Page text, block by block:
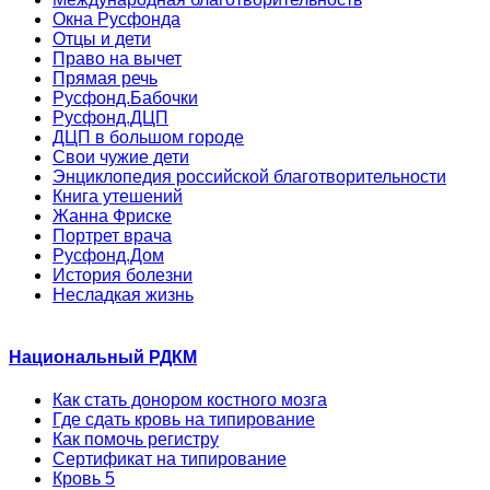
Окна Русфонда
Отцы и дети
Право на вычет
Прямая речь
Русфонд.Бабочки
Русфонд.ДЦП
ДЦП в большом городе
Свои чужие дети
Энциклопедия российской благотворительности
Книга утешений
Жанна Фриске
Портрет врача
Русфонд.Дом
История болезни
Несладкая жизнь
Национальный РДКМ
Как стать донором костного мозга
Где сдать кровь на типирование
Как помочь регистру
Сертификат на типирование
Кровь 5